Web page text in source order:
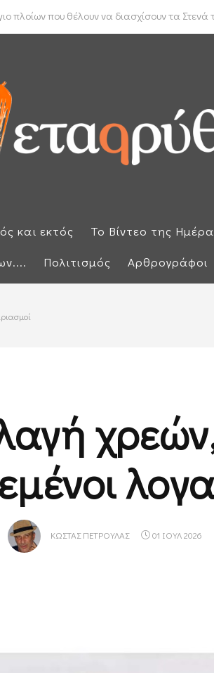
πλοίων που θέλουν να διασχίσουν τα Στενά
οι υπογραφές με τον γαλλικό κολοσσό
και εκτός Το Βίντεο της
Πολιτισμός Αρθρογράφοι
ΚΏΣΤΑΣ ΠΕΤΡΟΥΛΆΣ 01 ΙΟΥΛ 2026